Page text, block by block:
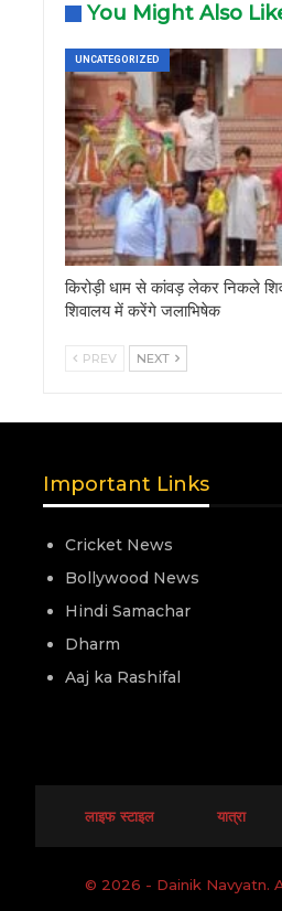
You Might Also
UNCATEGORIZED
किरोड़ी धाम से कांवड़ लेकर निकले
शिवालय में करेंगे जलाभिषेक
PREV NEXT
Important Links
Cricket News
Bollywood News
Hindi Samachar
Dharm
Aaj ka Rashifal
लाइफ स्टाइल यात्रा
© 2026 - Dainik Navyatn.